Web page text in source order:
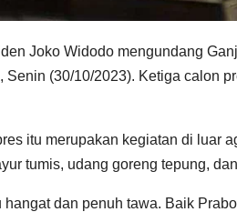
Joko Widodo mengundang
Senin (30/10/2023). Ketiga calon
itu merupakan kegiatan di luar
tumis, udang goreng tepung,
dan penuh tawa. Baik